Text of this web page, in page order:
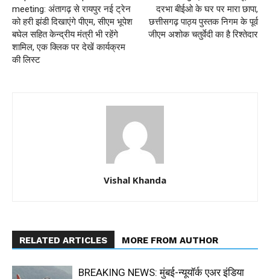
meeting: अंतागढ़ से रायपुर नई ट्रेन
को हरी झंडी दिखाएंगे पीएम, सीएम भूपेश
बघेल सहित केन्द्रीय मंत्री भी रहेंगे
शामिल, एक क्लिक पर देखें कार्यक्रम
की लिस्ट
दरभा बीईओ के घर पर मारा छापा,
छत्तीसगढ़ पाठ्य पुस्तक निगम के पूर्व
जीएम अशोक चतुर्वेदी का है रिश्‍तेदार
Vishal Khanda
RELATED ARTICLES MORE FROM AUTHOR
BREAKING NEWS: मुंबई-न्यूयॉर्क एअर इंडिया